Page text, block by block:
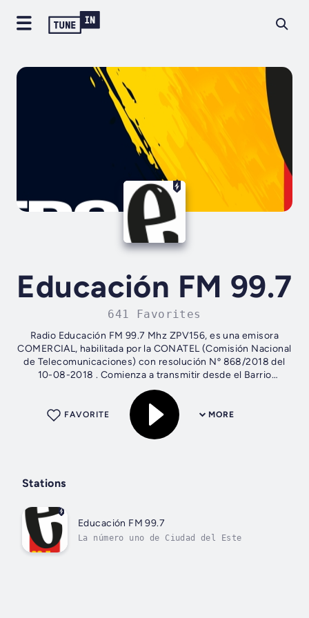
Educación FM 99.7
641 Favorites
Radio Educación FM 99.7 Mhz ZPV156, es una emisora
COMERCIAL, habilitada por la CONATEL (Comisión Nacional
de Telecomunicaciones) con resolución Nº 868/2018 del
10-08-2018 . Comienza a transmitir desde el Barrio
Boquerón de Ciudad del Este, Paraguay...
MORE
FAVORITE
Stations
Educación FM 99.7
La número uno de Ciudad del Este